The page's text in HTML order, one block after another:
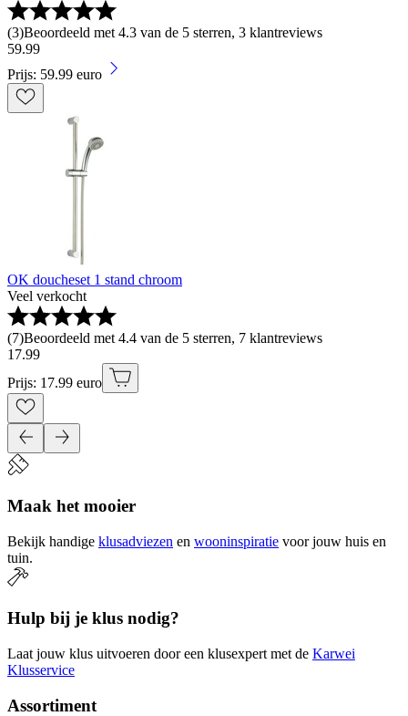
(3)Beoordeeld met 4.3 van de 5 sterren, 3 klantreviews
59.99
Prijs: 59.99 euro
OK doucheset 1 stand chroom
Veel verkocht
(7)Beoordeeld met 4.4 van de 5 sterren, 7 klantreviews
17.99
Prijs: 17.99 euro
Maak het mooier
Bekijk handige klusadviezen en wooninspiratie voor jouw huis en
tuin.
Hulp bij je klus nodig?
Laat jouw klus uitvoeren door een klusexpert met de Karwei
Klusservice
Assortiment